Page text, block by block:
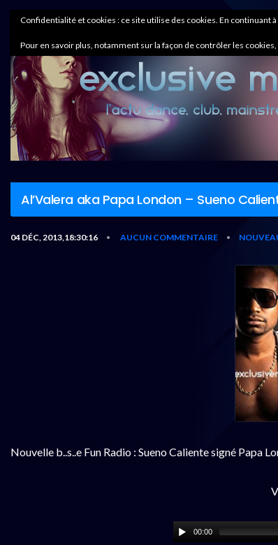
Al’Valera aka Papa London – Sueno
04 DÉC, 2013,18:30:16 • AUCUN COMMENTAIRE •
Nouvelle b..s..e Fun Radio : Sueno Caliente signé Papa
00:00
Confidentialité et cookies : ce site utilise des cookies. En continuant
Pour en savoir plus, notamment sur la façon de contrôler les